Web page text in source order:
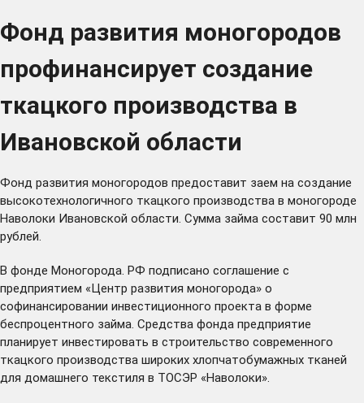
Фонд развития моногородов
профинансирует создание
ткацкого производства в
Ивановской области
Фонд развития моногородов предоставит заем на создание
высокотехнологичного ткацкого производства в моногороде
Наволоки Ивановской области. Сумма займа составит 90 млн
рублей.
В фонде Моногорода. РФ подписано соглашение с
предприятием «Центр развития моногорода» о
софинансировании инвестиционного проекта в форме
беспроцентного займа. Средства фонда предприятие
планирует инвестировать в строительство современного
ткацкого производства широких хлопчатобумажных тканей
для домашнего текстиля в ТОСЭР «Наволоки».